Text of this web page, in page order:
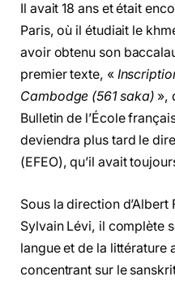
Il avait 18 ans et était
Paris, où il étudiait le
avoir obtenu son
premier texte, «
Cambodge (561 saka) »,
Bulletin de l’École
deviendra plus tard le
(EFEO), qu’il avait
Sous la direction d’Albert
Sylvain Lévi, il complète
langue et de la littérature
concentrant sur le